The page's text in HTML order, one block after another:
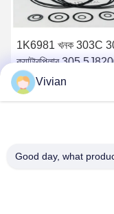
1K6981 খনক 303C
ক্যাটারপিলার 305
ভালভ তেল সীল
Vivian
Good day, what